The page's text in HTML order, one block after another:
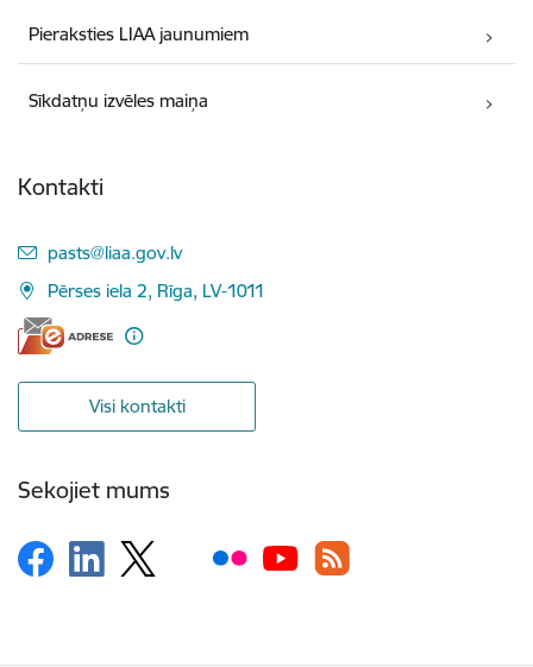
Pieraksties LIAA jaunumiem
Sīkdatņu izvēles maiņa
Kontakti
E-pasts:
pasts@liaa.gov.lv
Pērses iela 2, Rīga, LV-1011
Visi kontakti
Sekojiet mums